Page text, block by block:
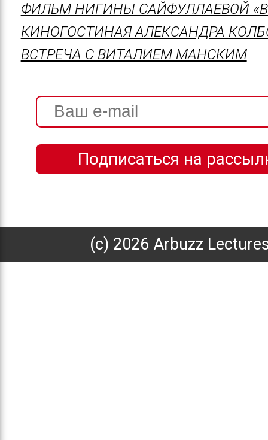
ФИЛЬМ НИГИНЫ САЙФУЛЛАЕВОЙ
КИНОГОСТИНАЯ АЛЕКСАНДРА
ВСТРЕЧА С ВИТАЛИЕМ МАНСКИМ
(с) 2026 Arbuzz